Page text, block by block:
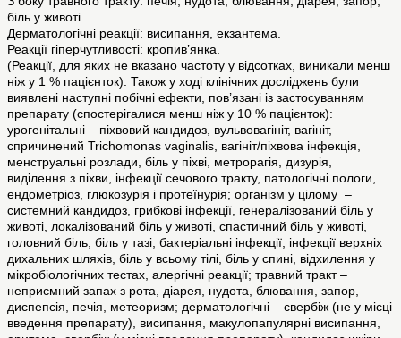
біль у животі.
Дерматологічні реакції: висипання, екзантема.
Реакції гіперчутливості: кропив’янка.
(Реакції, для яких не вказано частоту у відсотках, виникали менш
ніж у 1 % пацієнток). Також у ході клінічних досліджень були
виявлені наступні побічні ефекти, пов’язані із застосуванням
препарату (спостерігалися менш ніж у 10 % пацієнток):
урогенітальні – піхвовий кандидоз, вульвовагініт, вагініт,
спричинений Trichomonas vaginalis, вагініт/піхвова інфекція,
менструальні розлади, біль у піхві, метрорагія, дизурія,
виділення з піхви, інфекції сечового тракту, патологічні пологи,
ендометріоз, глюкозурія і протеїнурія; організм у цілому –
системний кандидоз, грибкові інфекції, генералізований біль у
животі, локалізований біль у животі, спастичний біль у животі,
головний біль, біль у тазі, бактеріальні інфекції, інфекції верхніх
дихальних шляхів, біль у всьому тілі, біль у спині, відхилення у
мікробіологічних тестах, алергічні реакції; травний тракт –
неприємний запах з рота, діарея, нудота, блювання, запор,
диспепсія, печія, метеоризм; дерматологічні – свербіж (не у місці
введення препарату), висипання, макулопапулярні висипання,